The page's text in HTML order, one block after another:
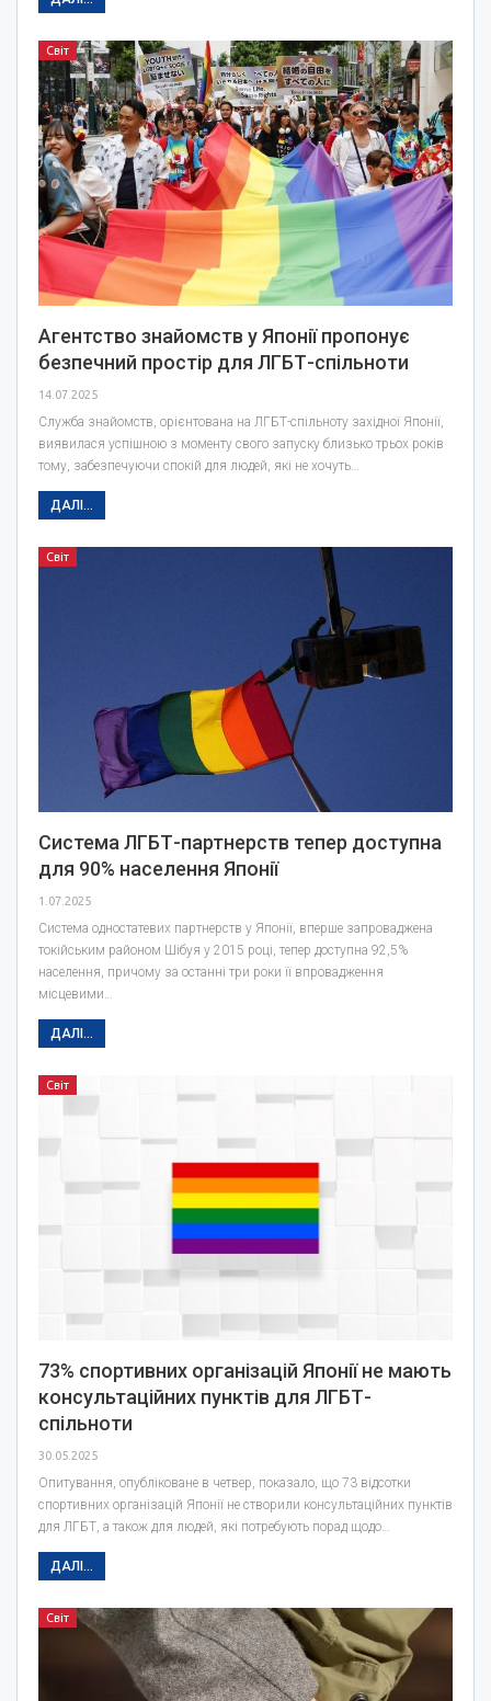
Світ
Агентство знайомств у Японії пропонує
безпечний простір для ЛГБТ-спільноти
14.07.2025
Служба знайомств, орієнтована на ЛГБТ-спільноту західної Японії,
виявилася успішною з моменту свого запуску близько трьох років
тому, забезпечуючи спокій для людей, які не хочуть…
ДАЛІ...
Світ
Система ЛГБТ-партнерств тепер доступна
для 90% населення Японії
1.07.2025
Система одностатевих партнерств у Японії, вперше запроваджена
токійським районом Шібуя у 2015 році, тепер доступна 92,5%
населення, причому за останні три роки її впровадження
місцевими…
ДАЛІ...
Світ
73% спортивних організацій Японії не мають
консультаційних пунктів для ЛГБТ-
спільноти
30.05.2025
Опитування, опубліковане в четвер, показало, що 73 відсотки
спортивних організацій Японії не створили консультаційних пунктів
для ЛГБТ, а також для людей, які потребують порад щодо…
ДАЛІ...
Світ